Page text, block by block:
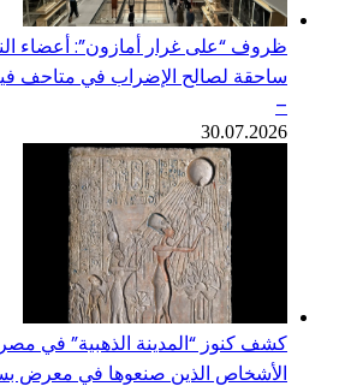
ظروف “على غرار أمازون”: أعضاء
ساحقة لصالح الإضراب في متاحف
–
30.07.2026
كشف كنوز “المدينة الذهبية” في
الأشخاص الذين صنعوها في معرض